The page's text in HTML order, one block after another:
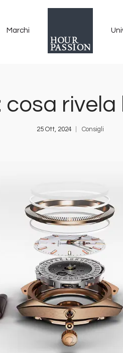
Marchi
25 Ott, 2024 Consigli